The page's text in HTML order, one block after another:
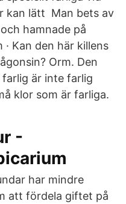
kan lätt Man bets av
hamnade på
· Kan den här killens
Orm. Den
är inte farlig
klor som är farliga.
-
har mindre
att fördela giftet på